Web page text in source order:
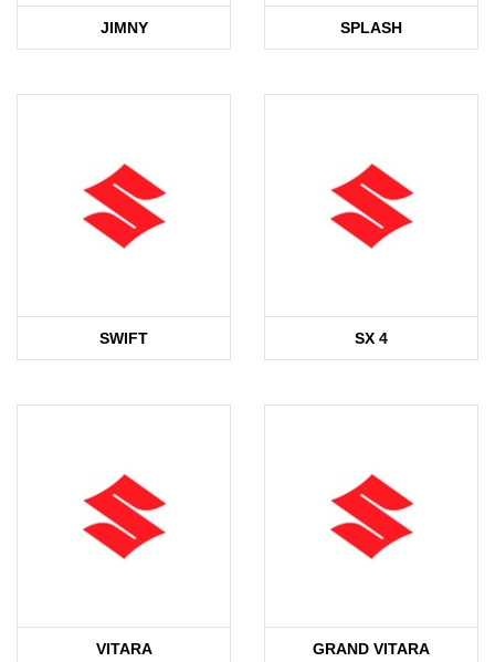
JIMNY SPLASH
SWIFT SX 4
VITARA GRAND VITARA